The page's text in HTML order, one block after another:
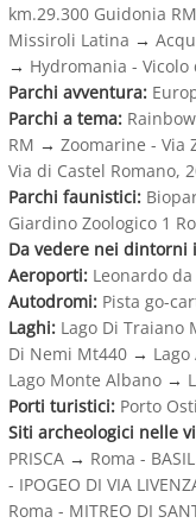
km.29.300 Guidonia RM
Missiroli Latina →
→ Hydromania - Vicolo
Parchi avventura:
Parchi a tema:
RM → Zoomarine - Via
Via di Castel Romano,
Parchi faunistici:
Giardino Zoologico 1
Da vedere nei dintorni
Aeroporti: Leonardo
Autodromi: Pista go-
Laghi: Lago Di Traiano
Di Nemi Mt440 →
Lago Monte Albano →
Porti turistici: Porto
Siti archeologici nelle
PRISCA → Roma -
- IPOGEO DI VIA
Roma - MITREO DI